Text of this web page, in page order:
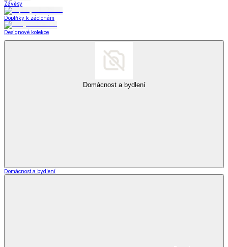
Závěsy
Doplňky k záclonám
Designové kolekce
Domácnost a bydlení
Domácnost a bydlení